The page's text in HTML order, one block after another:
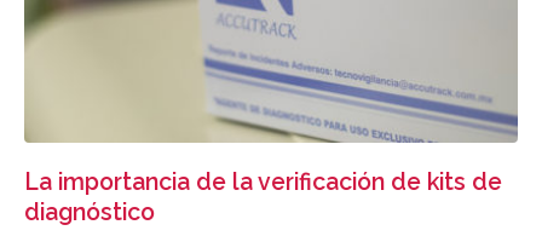
La importancia de la verificación de kits de
diagnóstico